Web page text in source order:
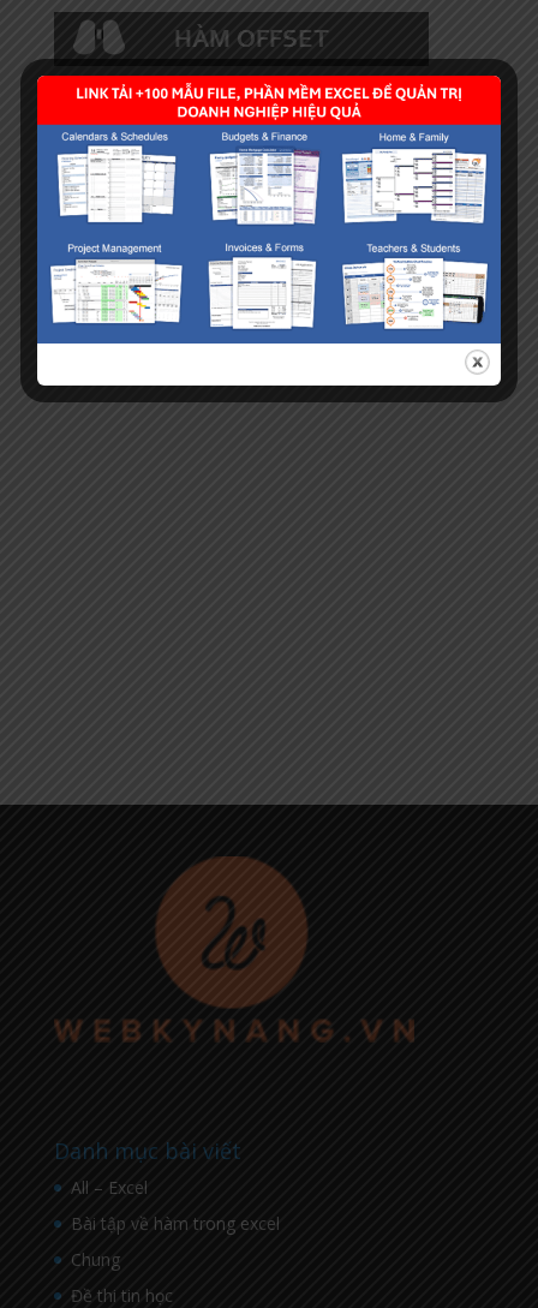
Danh mục bài viết
All – Excel
Bài tập về hàm trong excel
Chung
Đề thi tin học